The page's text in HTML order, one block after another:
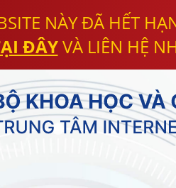
NÀY ĐÃ HẾT
ĐÂYVÀ LIÊN HỆ